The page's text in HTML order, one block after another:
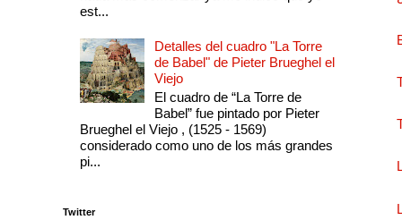
est...
Detalles del cuadro "La Torre
de Babel" de Pieter Brueghel el
Viejo
El cuadro de “La Torre de
Babel” fue pintado por Pieter
Brueghel el Viejo , (1525 - 1569)
considerado como uno de los más grandes
pi...
Twitter